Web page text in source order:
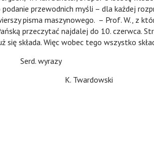
podanie przewodnich myśli – dla każdej
pisma maszynowego. – Prof. W., z
przeczytać najdalej do 10. czerwca.
się składa. Więc wobec tego wszystko
Serd. wyrazy
K. Twardowski